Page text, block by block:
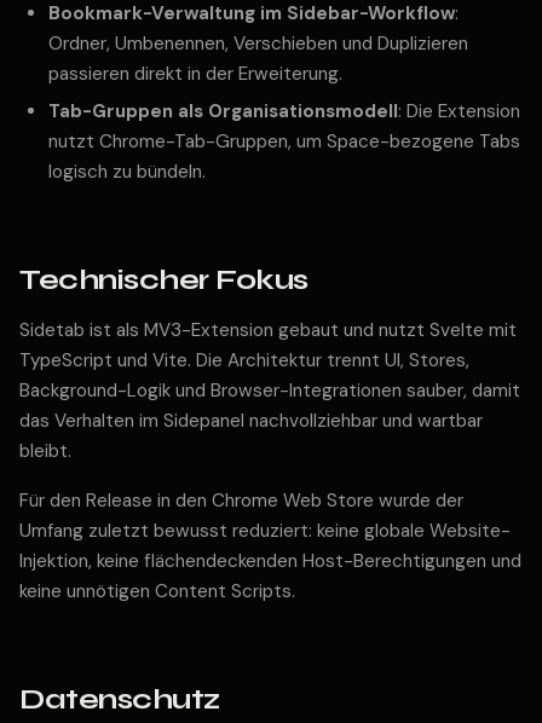
Bookmark-Verwaltung im Sidebar-Workflow:
Ordner, Umbenennen, Verschieben und Duplizieren
passieren direkt in der Erweiterung.
Tab-Gruppen als Organisationsmodell: Die Extension
nutzt Chrome-Tab-Gruppen, um Space-bezogene Tabs
logisch zu bündeln.
Technischer Fokus
Sidetab ist als MV3-Extension gebaut und nutzt Svelte mit
TypeScript und Vite. Die Architektur trennt UI, Stores,
Background-Logik und Browser-Integrationen sauber, damit
das Verhalten im Sidepanel nachvollziehbar und wartbar
bleibt.
Für den Release in den Chrome Web Store wurde der
Umfang zuletzt bewusst reduziert: keine globale Website-
Injektion, keine flächendeckenden Host-Berechtigungen und
keine unnötigen Content Scripts.
Datenschutz